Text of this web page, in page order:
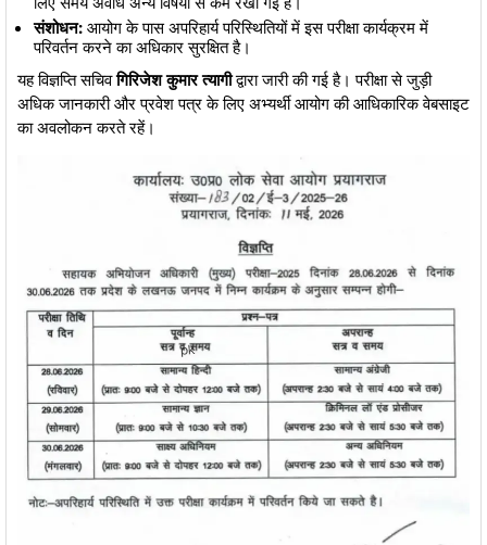
संशोधन: आयोग के पास अपरिहार्य परिस्थितियों में इस परीक्षा कार्यक्रम में
परिवर्तन करने का अधिकार सुरक्षित है।
​यह विज्ञप्ति सचिवगिरिजेश कुमार त्यागीद्वारा जारी की गई है। परीक्षा से जुड़ी
अधिक जानकारी और प्रवेश पत्र के लिए अभ्यर्थी आयोग की आधिकारिक वेबसाइट
का अवलोकन करते रहें।